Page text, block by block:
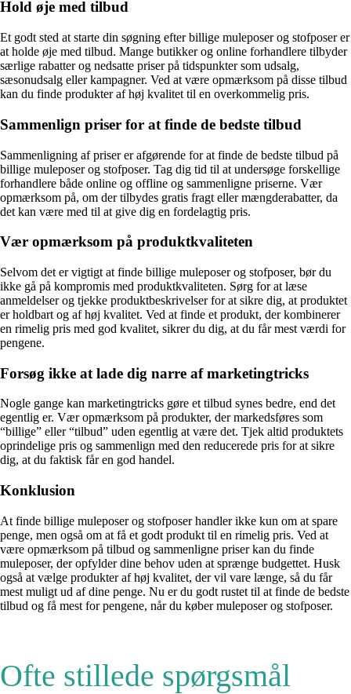
Hold øje med tilbud
Et godt sted at starte din søgning efter billige muleposer og stofposer er
at holde øje med tilbud. Mange butikker og online forhandlere tilbyder
særlige rabatter og nedsatte priser på tidspunkter som udsalg,
sæsonudsalg eller kampagner. Ved at være opmærksom på disse tilbud
kan du finde produkter af høj kvalitet til en overkommelig pris.
Sammenlign priser for at finde de bedste tilbud
Sammenligning af priser er afgørende for at finde de bedste tilbud på
billige muleposer og stofposer. Tag dig tid til at undersøge forskellige
forhandlere både online og offline og sammenligne priserne. Vær
opmærksom på, om der tilbydes gratis fragt eller mængderabatter, da
det kan være med til at give dig en fordelagtig pris.
Vær opmærksom på produktkvaliteten
Selvom det er vigtigt at finde billige muleposer og stofposer, bør du
ikke gå på kompromis med produktkvaliteten. Sørg for at læse
anmeldelser og tjekke produktbeskrivelser for at sikre dig, at produktet
er holdbart og af høj kvalitet. Ved at finde et produkt, der kombinerer
en rimelig pris med god kvalitet, sikrer du dig, at du får mest værdi for
pengene.
Forsøg ikke at lade dig narre af marketingtricks
Nogle gange kan marketingtricks gøre et tilbud synes bedre, end det
egentlig er. Vær opmærksom på produkter, der markedsføres som
“billige” eller “tilbud” uden egentlig at være det. Tjek altid produktets
oprindelige pris og sammenlign med den reducerede pris for at sikre
dig, at du faktisk får en god handel.
Konklusion
At finde billige muleposer og stofposer handler ikke kun om at spare
penge, men også om at få et godt produkt til en rimelig pris. Ved at
være opmærksom på tilbud og sammenligne priser kan du finde
muleposer, der opfylder dine behov uden at sprænge budgettet. Husk
også at vælge produkter af høj kvalitet, der vil vare længe, så du får
mest muligt ud af dine penge. Nu er du godt rustet til at finde de bedste
tilbud og få mest for pengene, når du køber muleposer og stofposer.
Ofte stillede spørgsmål